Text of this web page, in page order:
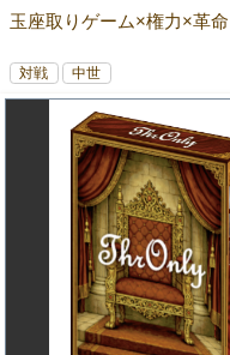
玉座取りゲーム×権力×革命
対戦 中世